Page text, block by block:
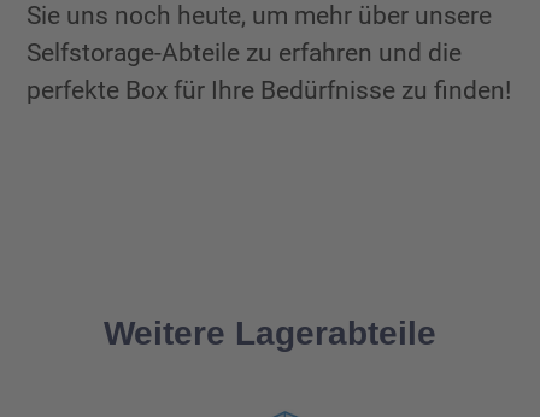
Sie uns noch heute, um mehr über unsere
Selfstorage-Abteile zu erfahren und die
perfekte Box für Ihre Bedürfnisse zu finden!
Weitere Lagerabteile